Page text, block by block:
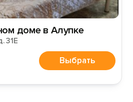
доме в Алупке
31Е
Выбрать